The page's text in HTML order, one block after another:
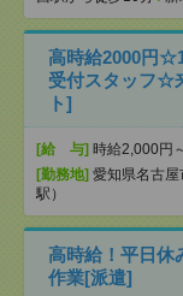
高時給2000円
受付スタッフ☆
ト]
[給 与] 時給2,000円
[勤務地] 愛知県名古
駅）
高時給！平日休
作業[派遣]